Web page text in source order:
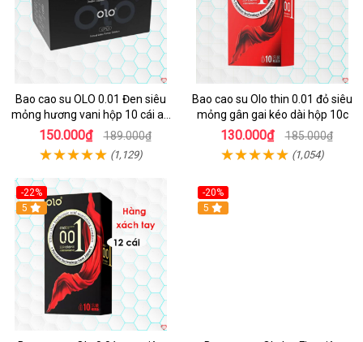
Bao cao su OLO 0.01 Đen siêu
mỏng hương vani hộp 10 cái an
toàn thoải mái
150.000₫ 189.000₫
(1,129)
Bao cao su Olo thin 0.01 đỏ siêu
mỏng gân gai kéo dài hộp 10c
130.000₫ 185.000₫
(1,054)
-22%
5
-20%
5